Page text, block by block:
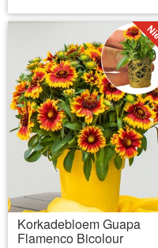
Korkadebloem Guapa
Flamenco Bicolour